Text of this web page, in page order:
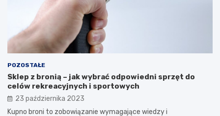
POZOSTAŁE
Sklep z bronią – jak wybrać odpowiedni sprzęt do
celów rekreacyjnych i sportowych
23 października 2023
Kupno broni to zobowiązanie wymagające wiedzy i